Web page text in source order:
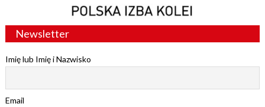
Newsletter
Imię lub Imię i Nazwisko
Email